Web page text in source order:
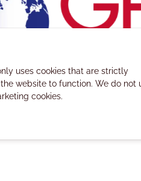
uses cookies that are strictly
website to function. We do not
cookies.